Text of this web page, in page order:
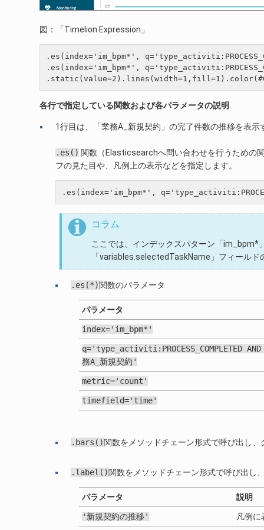
図：「Timelion Expression」
.es(index='im_bpm*',
.es(index='im_bpm*',
各行で指定している関数および各パラメータの説明
1行目は、「業務A_新規契約」の完了件数の推移を表示
.es() 関数（Elasticsearchへ問い合わせを行うための
フの見た目や、凡例上の表示などを指定します。
コラム
ここでは、インデックスパターン「
「variables.selectedTaskName」フィールド
.es(*)関数のパラメータ
パラメータ
index='im_bpm*'
q='type_activiti:PROCESS_COMPLETED AND
務A_新規契約'
metric='count'
timefield='time'
.bars()関数をメソッドチェーン形式で呼び出し
.label()関数をメソッドチェーン形式で呼び出し
パラメータ 説明
'新規契約の推移' 凡例